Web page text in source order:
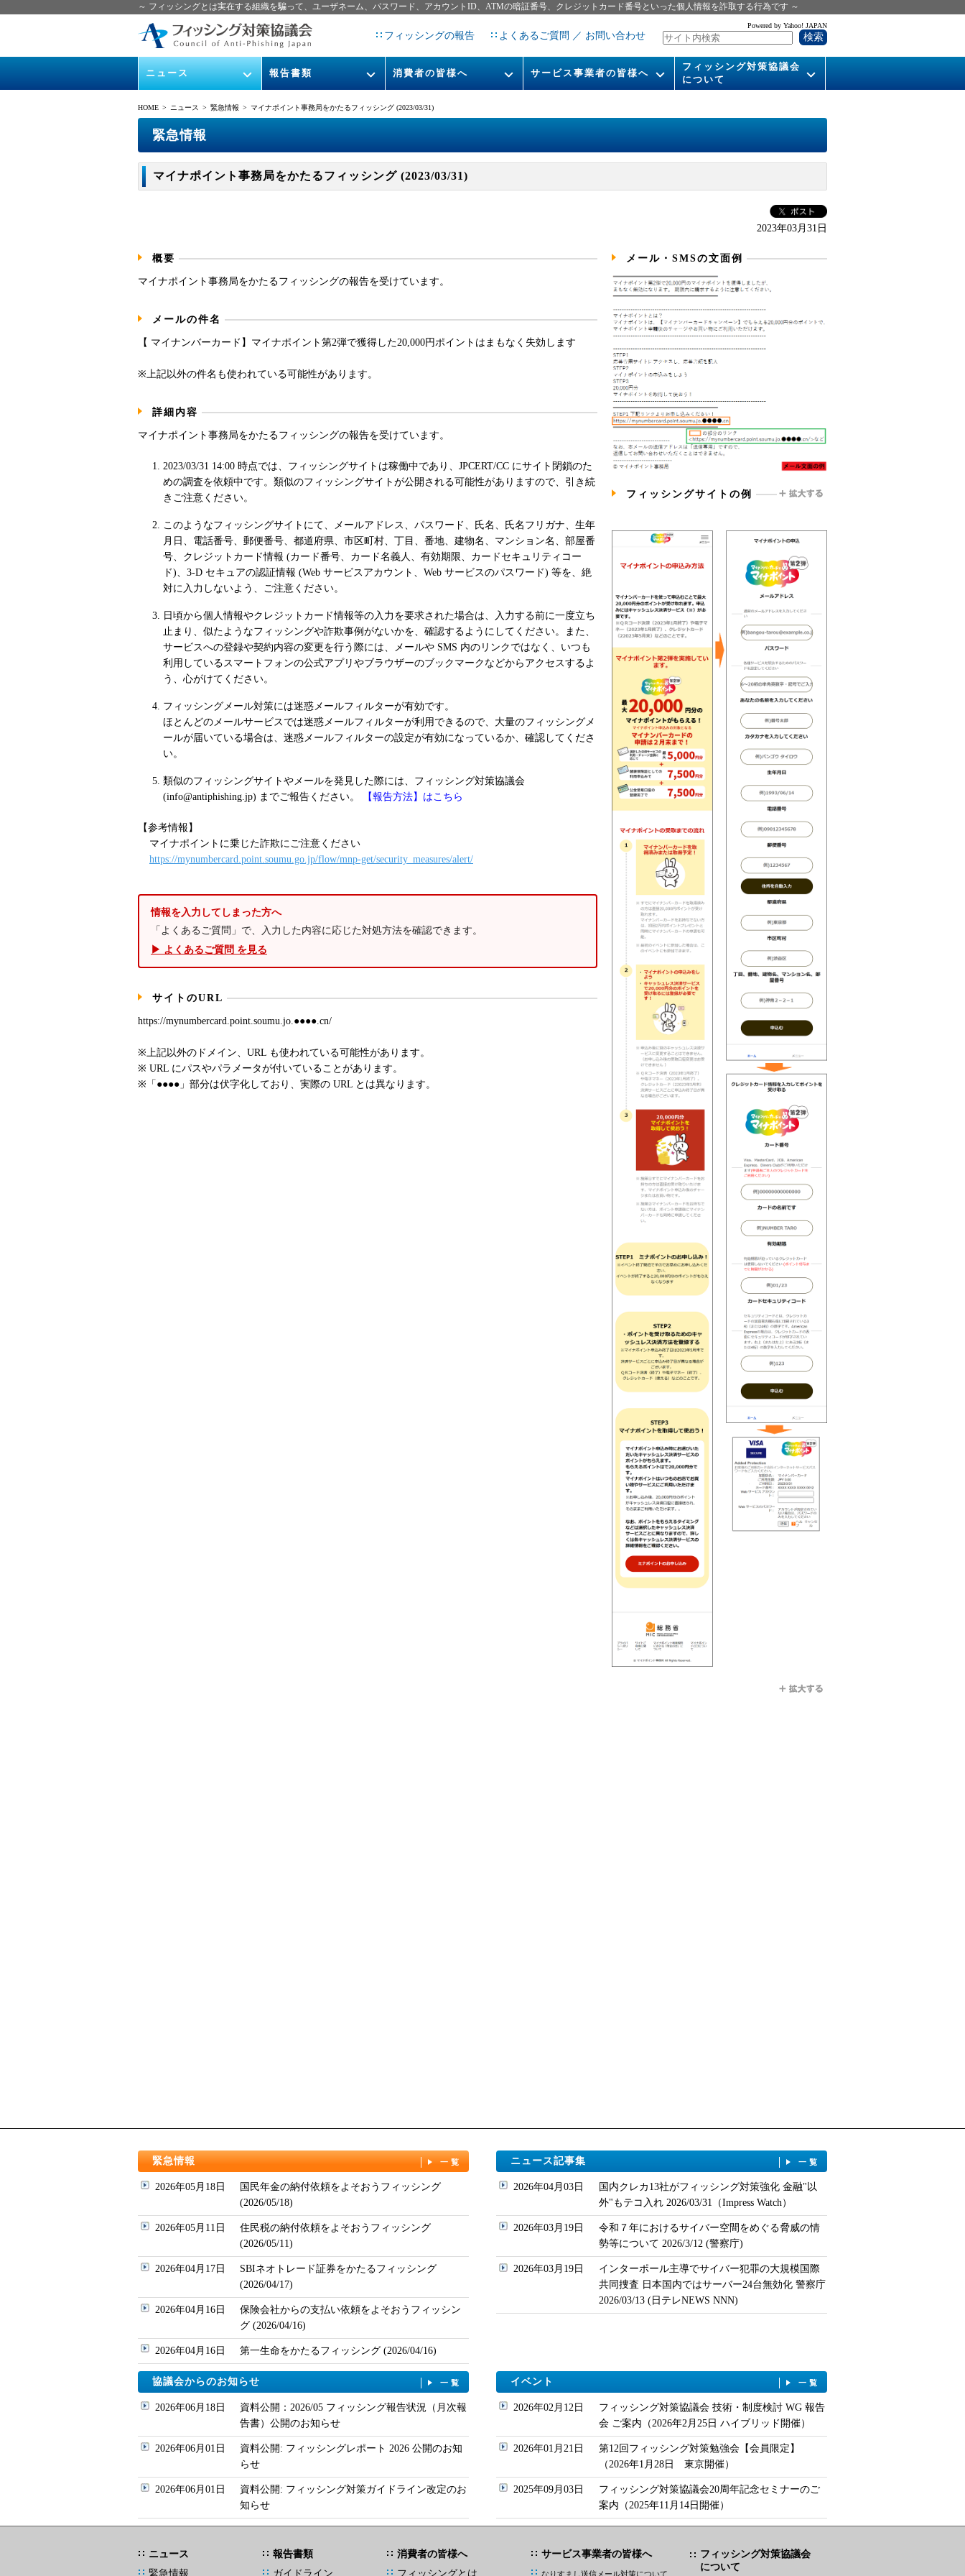
～ フィッシングとは実在する組織を騙って、ユーザネーム、パスワード、アカウントID、ATMの暗証番号、クレジットカード番号といった個人情報を詐取する行為です ～
フィッシングの報告 よくあるご質問 ／ お問い合わせ
Powered by Yahoo! JAPAN
ニュース
緊急情報
協議会からのお知らせ
ニュース記事集
報告書類
ガイドライン
協議会WG報告書
消費者の皆様へ
フィッシングとは
マンガでわかるフィッシング詐
サービス事業者の皆様へ
フィッシング対策協議会
について
入会案内
パンフレット
HOME > ニュース > 緊急情報 > マイナポイント事務局をかたるフィッシング (2023/03/31)
緊急情報
マイナポイント事務局をかたるフィッシング (2023/03/31)
2023年03月31日
概要
マイナポイント事務局をかたるフィッシングの報告を受けています。
メールの件名
【 マイナンバーカード】マイナポイント第2弾で獲得した20,000円ポイントはまもなく失効します
※上記以外の件名も使われている可能性があります。
詳細内容
マイナポイント事務局をかたるフィッシングの報告を受けています。
2023/03/31 14:00 時点では、フィッシングサイトは稼働中であり、JPCERT/CC にサイト閉鎖のた
めの調査を依頼中です。類似のフィッシングサイトが公開される可能性がありますので、引き続
きご注意ください。
このようなフィッシングサイトにて、メールアドレス、パスワード、氏名、氏名フリガナ、生年
月日、電話番号、郵便番号、都道府県、市区町村、丁目、番地、建物名、マンション名、部屋番
号、クレジットカード情報 (カード番号、カード名義人、有効期限、カードセキュリティコー
ド)、3-D セキュアの認証情報 (Web サービスアカウント、Web サービスのパスワード) 等を、絶
対に入力しないよう、ご注意ください。
日頃から個人情報やクレジットカード情報等の入力を要求された場合は、入力する前に一度立ち
止まり、似たようなフィッシングや詐欺事例がないかを、確認するようにしてください。また、
サービスへの登録や契約内容の変更を行う際には、メールや SMS 内のリンクではなく、いつも
利用しているスマートフォンの公式アプリやブラウザーのブックマークなどからアクセスするよ
う、心がけてください。
フィッシングメール対策には迷惑メールフィルターが有効です。
ほとんどのメールサービスでは迷惑メールフィルターが利用できるので、大量のフィッシングメ
ールが届いている場合は、迷惑メールフィルターの設定が有効になっているか、確認してくださ
い。
類似のフィッシングサイトやメールを発見した際には、フィッシング対策協議会
(info@antiphishing.jp) までご報告ください。
【報告方法】はこちら
【参考情報】
マイナポイントに乗じた詐欺にご注意ください
https://mynumbercard.point.soumu.go.jp/flow/mnp-get/security_measures/alert/
情報を入力してしまった方へ
「よくあるご質問」で、入力した内容に応じた対処方法を確認できます。
▶ よくあるご質問 を見る
サイトのURL
https://mynumbercard.point.soumu.jo.●●●●.cn/
※上記以外のドメイン、URL も使われている可能性があります。
※ URL にパスやパラメータが付いていることがあります。
※「●●●●」部分は伏字化しており、実際の URL とは異なります。
メール・SMSの文面例
フィッシングサイトの例
緊急情報 一覧
2026年05月18日
国民年金の納付依頼をよそおうフィッシング
(2026/05/18)
2026年05月11日
住民税の納付依頼をよそおうフィッシング
(2026/05/11)
2026年04月17日
SBIネオトレード証券をかたるフィッシング
(2026/04/17)
2026年04月16日
保険会社からの支払い依頼をよそおうフィッシン
グ (2026/04/16)
2026年04月16日 第一生命をかたるフィッシング (2026/04/16)
ニュース記事集 一覧
2026年04月03日
国内クレカ13社がフィッシング対策強化 金融"以
外"もテコ入れ 2026/03/31（Impress Watch）
2026年03月19日
令和７年におけるサイバー空間をめぐる脅威の情
勢等について 2026/3/12 (警察庁)
2026年03月19日
インターポール主導でサイバー犯罪の大規模国際
共同捜査 日本国内ではサーバー24台無効化 警察庁
2026/03/13 (日テレNEWS NNN)
協議会からのお知らせ 一覧
2026年06月18日
資料公開：2026/05 フィッシング報告状況（月次報
告書）公開のお知らせ
2026年06月01日
資料公開: フィッシングレポート 2026 公開のお知
らせ
2026年06月01日
資料公開: フィッシング対策ガイドライン改定のお
知らせ
イベント 一覧
2026年02月12日
フィッシング対策協議会 技術・制度検討 WG 報告
会 ご案内（2026年2月25日 ハイブリッド開催）
2026年01月21日
第12回フィッシング対策勉強会【会員限定】
（2026年1月28日 東京開催）
2025年09月03日
フィッシング対策協議会20周年記念セミナーのご
案内（2025年11月14日開催）
ニュース
緊急情報
報告書類
ガイドライン
消費者の皆様へ
フィッシングとは
サービス事業者の皆様へ
なりすまし送信メール対策について
フィッシング対策協議会
について